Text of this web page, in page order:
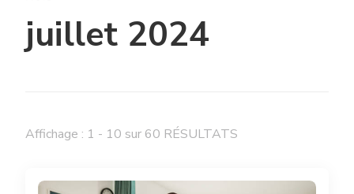
juillet 2024
Affichage : 1 - 10 sur 60 RÉSULTATS